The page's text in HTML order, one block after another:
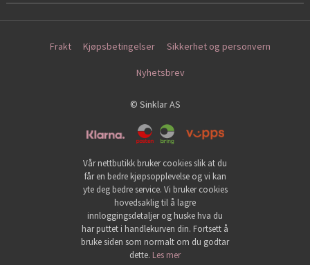
Frakt Kjøpsbetingelser Sikkerhet og personvern
Nyhetsbrev
© Sinklar AS
Vår nettbutikk bruker cookies slik at du
får en bedre kjøpsopplevelse og vi kan
yte deg bedre service. Vi bruker cookies
hovedsaklig til å lagre
innloggingsdetaljer og huske hva du
har puttet i handlekurven din. Fortsett å
bruke siden som normalt om du godtar
dette. Les mer